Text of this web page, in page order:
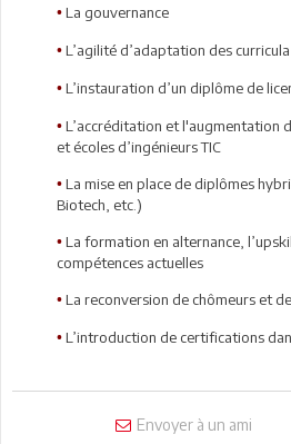
• La gouvernance
• L’agilité d’adaptation des curricula
• L’instauration d’un diplôme de
• L’accréditation et l'augmentation
et écoles d’ingénieurs TIC
• La mise en place de diplômes
Biotech, etc.)
• La formation en alternance,
compétences actuelles
• La reconversion de chômeurs et
• L’introduction de certifications
Envoyer à un ami